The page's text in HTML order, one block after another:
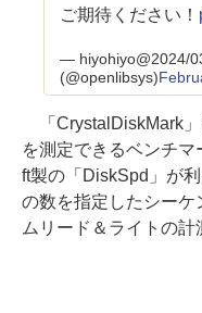
ご期待ください！
— hiyohiyo@2024/
(@openlibsys)
「CrystalDiskMark
を測定できるベンチ
ft製の「DiskSpd」が
の数を指定したシー
ムリード＆ライトの計